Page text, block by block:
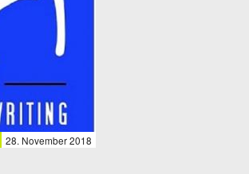
28. November 2018